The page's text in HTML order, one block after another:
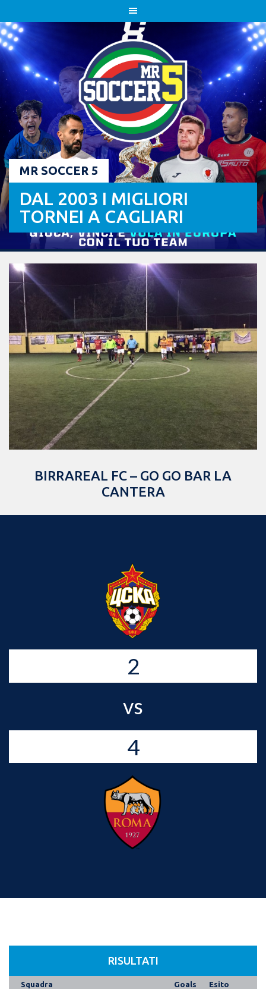
to
content
MR SOCCER 5
DAL 2003 I MIGLIORI
TORNEI A CAGLIARI
BIRRAREAL FC – GO GO BAR LA
CANTERA
2
vs
4
RISULTATI
Squadra Goals Esito